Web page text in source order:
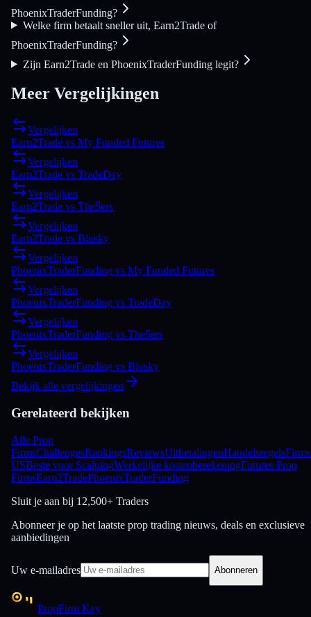
PhoenixTraderFunding?
Welke firm betaalt sneller uit, Earn2Trade of
PhoenixTraderFunding?
Zijn Earn2Trade en PhoenixTraderFunding legit?
Meer Vergelijkingen
Vergelijken
Earn2Trade vs My Funded Futures
Vergelijken
Earn2Trade vs TradeDay
Vergelijken
Earn2Trade vs The5ers
Vergelijken
Earn2Trade vs Blusky
Vergelijken
PhoenixTraderFunding vs My Funded Futures
Vergelijken
PhoenixTraderFunding vs TradeDay
Vergelijken
PhoenixTraderFunding vs The5ers
Vergelijken
PhoenixTraderFunding vs Blusky
Bekijk alle vergelijkingen
Gerelateerd bekijken
Alle Prop
FirmsChallengesRankingsReviewsUitbetalingenHandelsregels
USBeste voor ScalpingWerkelijke kostenberekeningFutures Prop
FirmsEarn2TradePhoenixTraderFunding
Sluit je aan bij 12,500+ Traders
Abonneer je op het laatste prop trading nieuws, deals en exclusieve
aanbiedingen
Uw e-mailadres Abonneren
PropFirm Key